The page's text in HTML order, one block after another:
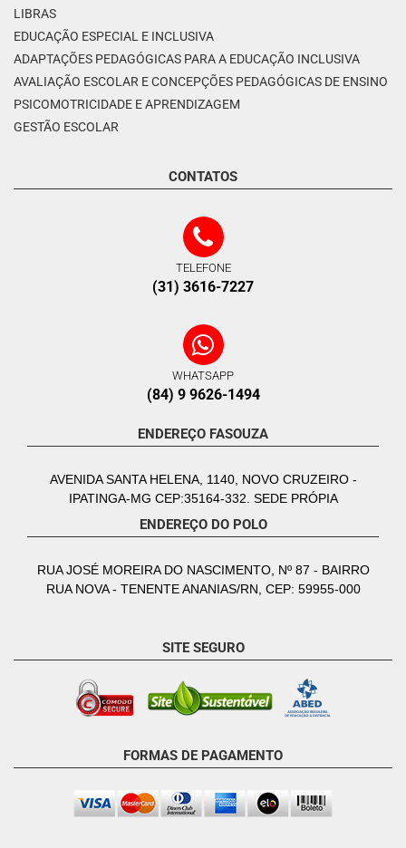
LIBRAS
EDUCAÇÃO ESPECIAL E INCLUSIVA
ADAPTAÇÕES PEDAGÓGICAS PARA A EDUCAÇÃO INCLUSIVA
AVALIAÇÃO ESCOLAR E CONCEPÇÕES PEDAGÓGICAS DE ENSINO
PSICOMOTRICIDADE E APRENDIZAGEM
GESTÃO ESCOLAR
CONTATOS
TELEFONE
(31) 3616-7227
WHATSAPP
(84) 9 9626-1494
ENDEREÇO FASOUZA
AVENIDA SANTA HELENA, 1140, NOVO CRUZEIRO -
IPATINGA-MG CEP:35164-332. SEDE PRÓPIA
ENDEREÇO DO POLO
RUA JOSÉ MOREIRA DO NASCIMENTO, Nº 87 - BAIRRO
RUA NOVA - TENENTE ANANIAS/RN, CEP: 59955-000
SITE SEGURO
FORMAS DE PAGAMENTO